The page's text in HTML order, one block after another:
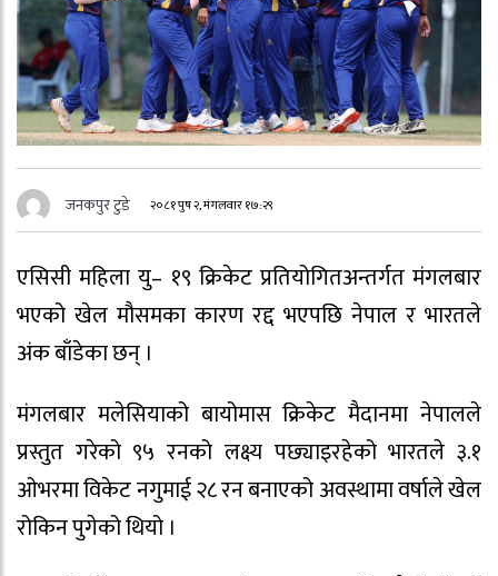
जनकपुर टुडे २०८१ पुष २, मंगलवार १७:२९
एसिसी महिला यु– १९ क्रिकेट प्रतियोगितअन्तर्गत मंगलबार
भएको खेल मौसमका कारण रद्द भएपछि नेपाल र भारतले
अंक बाँडेका छन् ।
मंगलबार मलेसियाको बायोमास क्रिकेट मैदानमा नेपालले
प्रस्तुत गरेको ९५ रनको लक्ष्य पछ्याइरहेको भारतले ३.१
ओभरमा विकेट नगुमाई २८ रन बनाएको अवस्थामा वर्षाले खेल
रोकिन पुगेको थियो ।